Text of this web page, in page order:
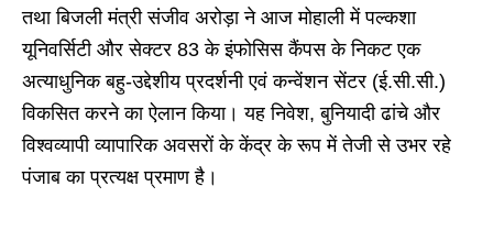
तथा बिजली मंत्री संजीव अरोड़ा ने आज मोहाली में पल्कशा
यूनिवर्सिटी और सेक्टर 83 के इंफोसिस कैंपस के निकट एक
अत्याधुनिक बहु-उद्देशीय प्रदर्शनी एवं कन्वेंशन सेंटर (ई.सी.सी.)
विकसित करने का ऐलान किया। यह निवेश, बुनियादी ढांचे और
विश्वव्यापी व्यापारिक अवसरों के केंद्र के रूप में तेजी से उभर रहे
पंजाब का प्रत्यक्ष प्रमाण है।